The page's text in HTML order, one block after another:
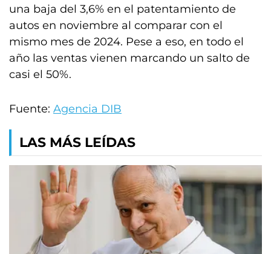
una baja del 3,6% en el patentamiento de
autos en noviembre al comparar con el
mismo mes de 2024. Pese a eso, en todo el
año las ventas vienen marcando un salto de
casi el 50%.
Fuente: Agencia DIB
LAS MÁS LEÍDAS